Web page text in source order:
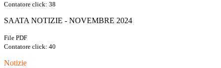
Contatore click: 38
SAATA NOTIZIE - NOVEMBRE 2024
File PDF
Contatore click: 40
Notizie